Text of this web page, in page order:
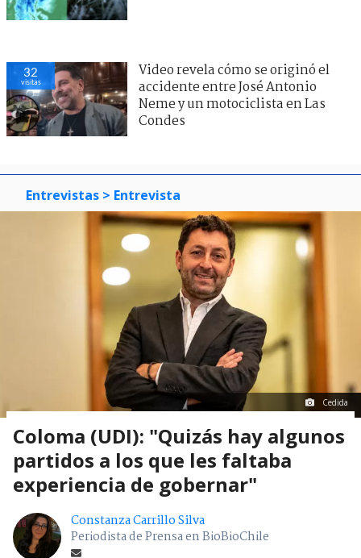
32
visitas
Video revela cómo se originó el
accidente entre José Antonio
Neme y un motociclista en Las
Condes
Entrevistas > Entrevista
Cedida
Coloma (UDI): "Quizás hay algunos
partidos a los que les faltaba
experiencia de gobernar"
Constanza Carrillo Silva
Periodista de Prensa en BioBioChile